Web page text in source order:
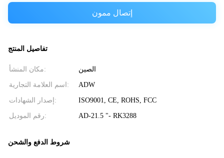
إتصال ممون
تفاصيل المنتج
مكان المنشأ: الصين
اسم العلامة التجارية: ADW
إصدار الشهادات: ISO9001, CE, ROHS, FCC
رقم الموديل: AD-21.5 "- RK3288
شروط الدفع والشحن